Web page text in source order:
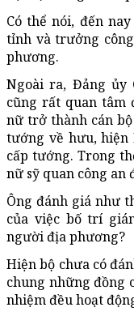
Có thể nói, đến
tỉnh và trưởng
phương.
Ngoài ra, Đảng ủy
cũng rất quan tâm
nữ trở thành cán
tướng về hưu, hiện
cấp tướng. Trong
nữ sỹ quan công an
Ông đánh giá như
của việc bố trí
người địa phương?
Hiện bộ chưa có
chung những đồng
nhiệm đều hoạt